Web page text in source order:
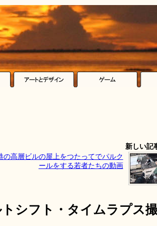
新しい記
の高層ビルの屋上をつたってでパルク
ールをする若者たちの動画
シフト・タイムラプス